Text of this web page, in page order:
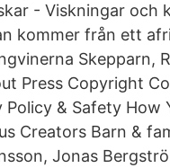
- Viskningar och
kommer från ett
Skepparn,
Press Copyright
Policy & Safety
Creators Barn &
Jonas